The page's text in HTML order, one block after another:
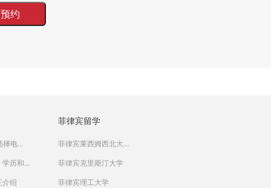
电...
历和...
介绍
菲律宾留学
菲律宾莱西姆西北大...
菲律宾克里斯汀大学
菲律宾理工大学